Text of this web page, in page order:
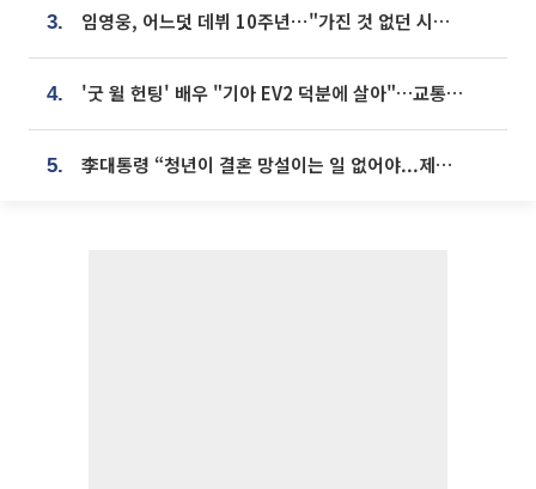
3. 임영웅, 어느덧 데뷔 10주년⋯"가진 것 없던 시절, 내 앞엔 20명의 팬뿐"
4. '굿 윌 헌팅' 배우 "기아 EV2 덕분에 살아"…교통사고 후 안전성 극찬
5. 李대통령 “청년이 결혼 망설이는 일 없어야...제도상 불이익 조사”